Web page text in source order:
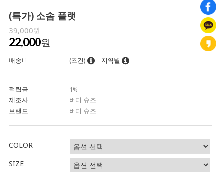
(특가) 소솜 플랫
39,000원
22,000원
배송비 (조건) 지역별
적립금
1%
제조사
버디 슈즈
브랜드
버디 슈즈
COLOR
SIZE